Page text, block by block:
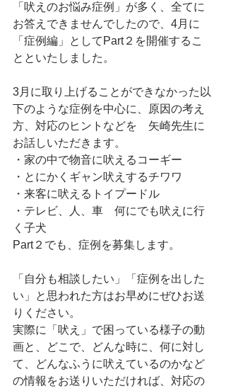
「吠えのお悩み症例」が多く、全てに
お答えできませんでしたので、4月に
「症例編」としてPart２を開催するこ
とといたしました。
3月に取り上げることができなかった以
下のような症例を中心に、原因の考え
方、対応のヒントなどを　矢崎先生に
お話しいただきます。
・家の中で物音に吠えるコーギー
・とにかくギャン吠えするチワワ
・来客に吠えるトイプードル
・テレビ、人、車　何にでも吠えに行
く子犬
Part２でも、症例を募集します。
「自分も相談したい」「症例を出した
い」と思われた方はお早めにぜひお送
りください。
実際に「吠え」で困っている様子の動
画と、どこで、どんな時に、何に対し
て、どんなふうに吠えているのかなど
の情報をお送りいただければ、対応の